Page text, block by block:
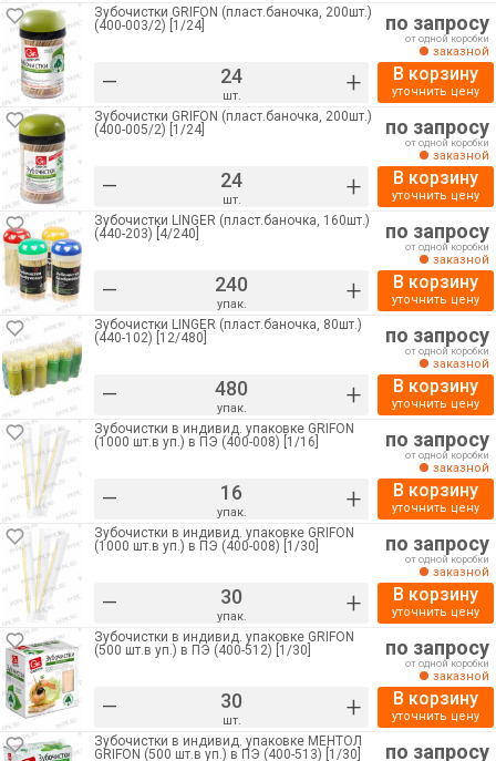
Зубочистки GRIFON (пласт.баночка, 200шт.)
(400-003/2) [1/24]
– шт. +
по запросу
от одной коробки
заказной
В корзину
уточнить цену
Зубочистки GRIFON (пласт.баночка, 200шт.)
(400-005/2) [1/24]
– шт. +
по запросу
от одной коробки
заказной
В корзину
уточнить цену
Зубочистки LINGER (пласт.баночка, 160шт.)
(440-203) [4/240]
– упак. +
по запросу
от одной коробки
заказной
В корзину
уточнить цену
Зубочистки LINGER (пласт.баночка, 80шт.)
(440-102) [12/480]
– упак. +
по запросу
от одной коробки
заказной
В корзину
уточнить цену
Зубочистки в индивид. упаковке GRIFON
(1000 шт.в уп.) в ПЭ (400-008) [1/16]
– упак. +
по запросу
от одной коробки
заказной
В корзину
уточнить цену
Зубочистки в индивид. упаковке GRIFON
(1000 шт.в уп.) в ПЭ (400-008) [1/30]
– упак. +
по запросу
от одной коробки
заказной
В корзину
уточнить цену
Зубочистки в индивид. упаковке GRIFON
(500 шт.в уп.) в ПЭ (400-512) [1/30]
– шт. +
по запросу
от одной коробки
заказной
В корзину
уточнить цену
Зубочистки в индивид. упаковке МЕНТОЛ
GRIFON (500 шт.в уп.) в ПЭ (400-513) [1/30]
по запросу